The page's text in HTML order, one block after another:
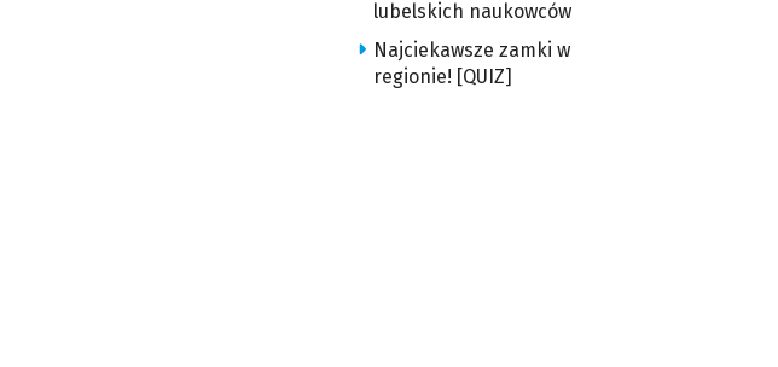
lubelskich naukowców
Najciekawsze zamki w
regionie! [QUIZ]